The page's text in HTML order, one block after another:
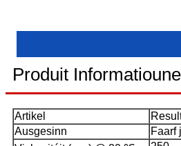
Produit
Artikel
Ausgesinn
Faarf